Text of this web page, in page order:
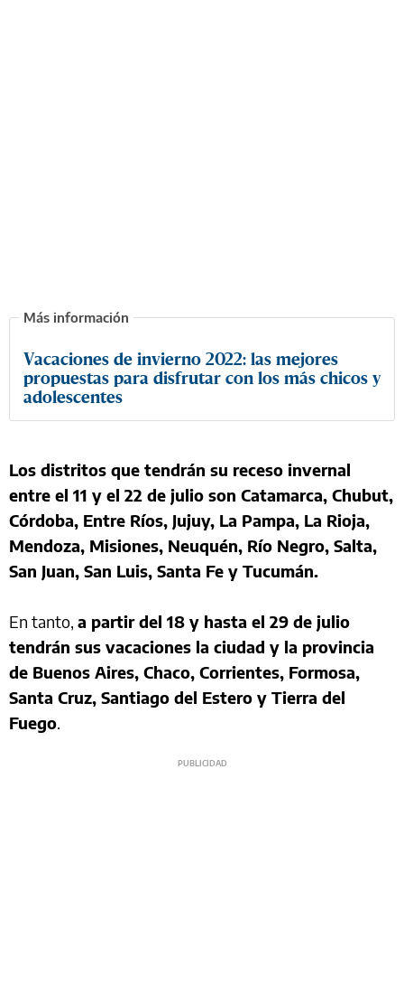
Vacaciones de invierno 2022: las mejores
propuestas para disfrutar con los más chicos y
adolescentes
Los distritos que tendrán su receso invernal
entre el 11 y el 22 de julio son Catamarca, Chubut,
Córdoba, Entre Ríos, Jujuy, La Pampa, La Rioja,
Mendoza, Misiones, Neuquén, Río Negro, Salta,
San Juan, San Luis, Santa Fe y Tucumán.
En tanto, a partir del 18 y hasta el 29 de julio
tendrán sus vacaciones la ciudad y la provincia
de Buenos Aires, Chaco, Corrientes, Formosa,
Santa Cruz, Santiago del Estero y Tierra del
Fuego.